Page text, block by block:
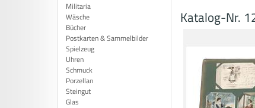
Militaria
Wäsche
Bücher
Postkarten & Sammelbilder
Spielzeug
Uhren
Schmuck
Porzellan
Steingut
Glas
Katalog-Nr.